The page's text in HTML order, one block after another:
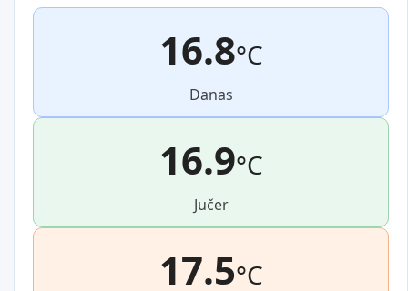
16.8°C
Danas
16.9°C
Jučer
17.5°C